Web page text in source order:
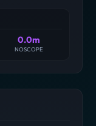
0.0m
NOSCOPE